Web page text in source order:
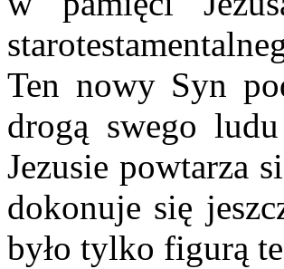
Ten nowy Syn
drogą swego
Jezusie powtarza
dokonuje się
było tylko figurą